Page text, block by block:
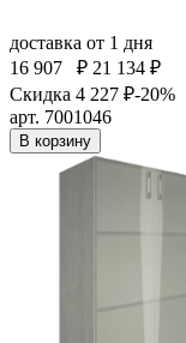
доставка от 1 дня
16 907
₽ 21 134 ₽
Скидка 4 227 ₽-20%
арт. 7001046
В корзину